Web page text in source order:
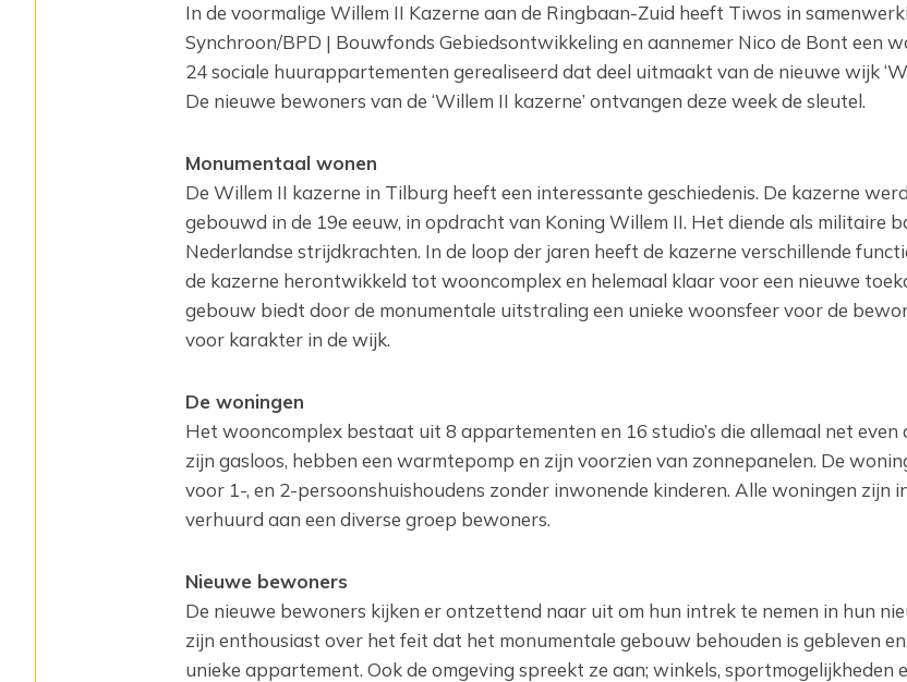
In de voormalige Willem II Kazerne aan de Ringbaan-Zuid heeft Tiwos in
Synchroon/BPD | Bouwfonds Gebiedsontwikkeling en aannemer Nico de Bont een
24 sociale huurappartementen gerealiseerd dat deel uitmaakt van de nieuwe wijk
De nieuwe bewoners van de ‘Willem II kazerne’ ontvangen deze week de sleutel.
Monumentaal wonen
De Willem II kazerne in Tilburg heeft een interessante geschiedenis. De kazerne
gebouwd in de 19e eeuw, in opdracht van Koning Willem II. Het diende als militaire
Nederlandse strijdkrachten. In de loop der jaren heeft de kazerne verschillende
de kazerne herontwikkeld tot wooncomplex en helemaal klaar voor een nieuwe
gebouw biedt door de monumentale uitstraling een unieke woonsfeer voor de
voor karakter in de wijk.
De woningen
Het wooncomplex bestaat uit 8 appartementen en 16 studio’s die allemaal net even
zijn gasloos, hebben een warmtepomp en zijn voorzien van zonnepanelen. De
voor 1-, en 2-persoonshuishoudens zonder inwonende kinderen. Alle woningen zijn
verhuurd aan een diverse groep bewoners.
Nieuwe bewoners
De nieuwe bewoners kijken er ontzettend naar uit om hun intrek te nemen in hun
zijn enthousiast over het feit dat het monumentale gebouw behouden is gebleven
unieke appartement. Ook de omgeving spreekt ze aan; winkels, sportmogelijkheden